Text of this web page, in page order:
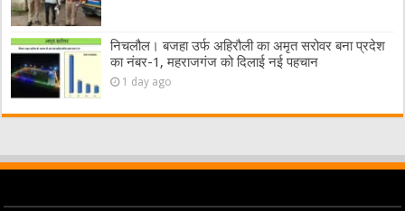
निचलौल। बजहा उर्फ अहिरौली का अमृत सरोवर बना प्रदेश
का नंबर-1, महराजगंज को दिलाई नई पहचान
1 day ago